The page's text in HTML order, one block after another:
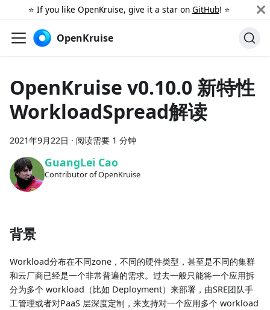
⭐️ If you like OpenKruise, give it a star on GitHub! ⭐️
OpenKruise
OpenKruise v0.10.0 新特性
WorkloadSpread解读
2021年9月22日 · 阅读需要 1 分钟
GuangLei Cao
Contributor of OpenKruise
背景
Workload分布在不同zone，不同的硬件类型，甚至是不同的集群
和云厂商已经是一个非常普遍的需求。过去一般只能将一个应用拆
分为多个 workload（比如 Deployment）来部署，由SRE团队手
工管理或者对PaaS 层深度定制，来支持对一个应用多个 workload